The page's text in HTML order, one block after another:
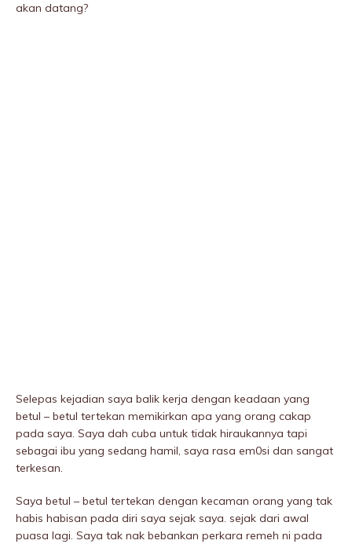
akan datang?
Selepas kejadian saya balik kerja dengan keadaan yang
betul – betul tertekan memikirkan apa yang orang cakap
pada saya. Saya dah cuba untuk tidak hiraukannya tapi
sebagai ibu yang sedang hamil, saya rasa em0si dan sangat
terkesan.
Saya betul – betul tertekan dengan kecaman orang yang tak
habis habisan pada diri saya sejak saya. sejak dari awal
puasa lagi. Saya tak nak bebankan perkara remeh ni pada